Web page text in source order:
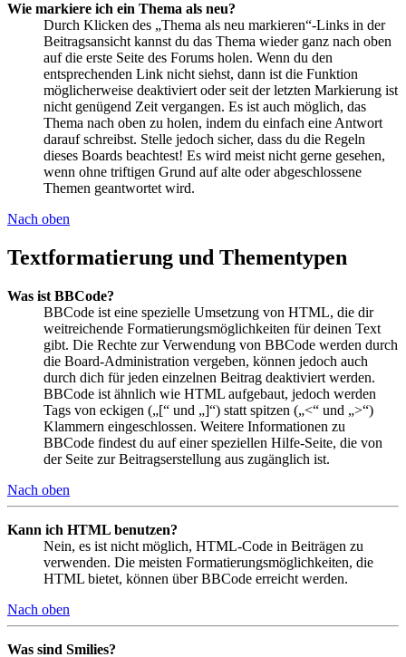
Wie markiere ich ein Thema als neu?
Durch Klicken des „Thema als neu markieren“-Links in der
Beitragsansicht kannst du das Thema wieder ganz nach oben
auf die erste Seite des Forums holen. Wenn du den
entsprechenden Link nicht siehst, dann ist die Funktion
möglicherweise deaktiviert oder seit der letzten Markierung ist
nicht genügend Zeit vergangen. Es ist auch möglich, das
Thema nach oben zu holen, indem du einfach eine Antwort
darauf schreibst. Stelle jedoch sicher, dass du die Regeln
dieses Boards beachtest! Es wird meist nicht gerne gesehen,
wenn ohne triftigen Grund auf alte oder abgeschlossene
Themen geantwortet wird.
Nach oben
Textformatierung und Thementypen
Was ist BBCode?
BBCode ist eine spezielle Umsetzung von HTML, die dir
weitreichende Formatierungsmöglichkeiten für deinen Text
gibt. Die Rechte zur Verwendung von BBCode werden durch
die Board-Administration vergeben, können jedoch auch
durch dich für jeden einzelnen Beitrag deaktiviert werden.
BBCode ist ähnlich wie HTML aufgebaut, jedoch werden
Tags von eckigen („[“ und „]“) statt spitzen („<“ und „>“)
Klammern eingeschlossen. Weitere Informationen zu
BBCode findest du auf einer speziellen Hilfe-Seite, die von
der Seite zur Beitragserstellung aus zugänglich ist.
Nach oben
Kann ich HTML benutzen?
Nein, es ist nicht möglich, HTML-Code in Beiträgen zu
verwenden. Die meisten Formatierungsmöglichkeiten, die
HTML bietet, können über BBCode erreicht werden.
Nach oben
Was sind Smilies?